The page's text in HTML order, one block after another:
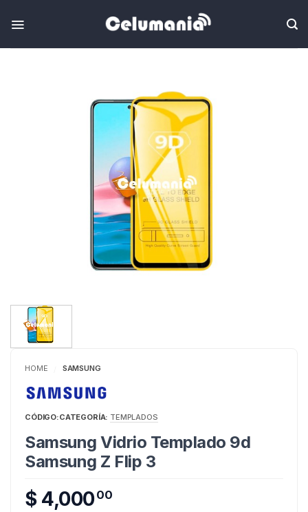
HOME SAMSUNG
CÓDIGO:CATEGORÍA: TEMPLADOS
Samsung Vidrio Templado 9d
Samsung Z Flip 3
$ 4,00000